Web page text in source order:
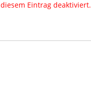
diesem Eintrag deaktiviert.